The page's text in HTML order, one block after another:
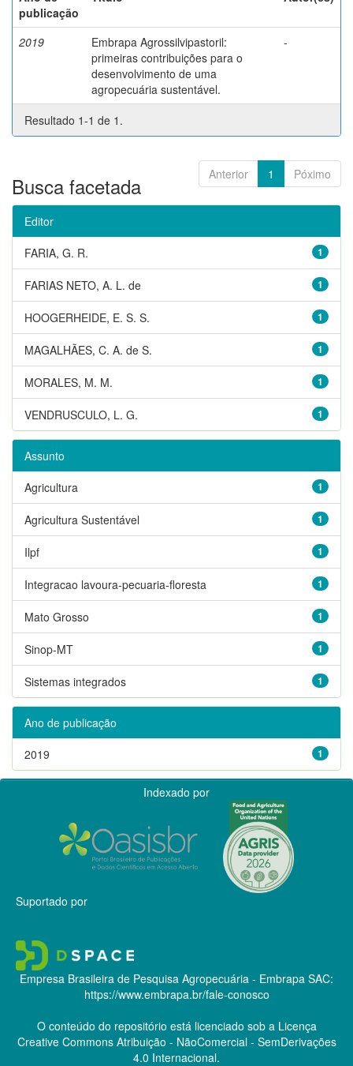
publicação
2019
Embrapa Agrossilvipastoril:
primeiras contribuições para o
desenvolvimento de uma
agropecuária sustentável.
-
Resultado 1-1 de 1.
Anterior 1 Póximo
Busca facetada
Editor
1
FARIA, G. R.
1
FARIAS NETO, A. L. de
1
HOOGERHEIDE, E. S. S.
1
MAGALHÃES, C. A. de S.
1
MORALES, M. M.
1
VENDRUSCULO, L. G.
Assunto
1
Agricultura
1
Agricultura Sustentável
1
Ilpf
1
Integracao lavoura-pecuaria-floresta
1
Mato Grosso
1
Sinop-MT
1
Sistemas integrados
Ano de publicação
1
2019
Indexado por
Suportado por
Empresa Brasileira de Pesquisa Agropecuária - Embrapa SAC:
https://www.embrapa.br/fale-conosco
O conteúdo do repositório está licenciado sob a Licença
Creative CommonsAtribuição - NãoComercial - SemDerivações
4.0 Internacional.